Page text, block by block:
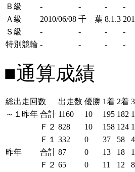
Ｂ級
- - - -
Ａ級
2010/06/08 千 葉 8.1.3
Ｓ級
- - - -
特別競輪 - - - -
■通算成績
総出走回数 出走数 優勝 1着 2着
～１昨年 合計 1160 10 195 182
Ｆ２ 828 10 158 124
Ｆ１
332 0 37 58
昨年
合計 87 0 13 18
Ｆ２ 65 0 11 12 8